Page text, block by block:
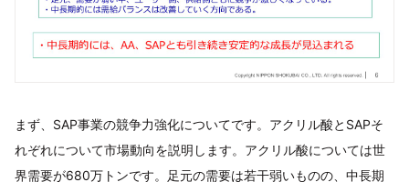
まず、SAP事業の競争力強化についてです。アクリル酸とSAPそ
れぞれについて市場動向を説明します。アクリル酸については世
界需要が680万トンです。足元の需要は若干弱いものの、中長期